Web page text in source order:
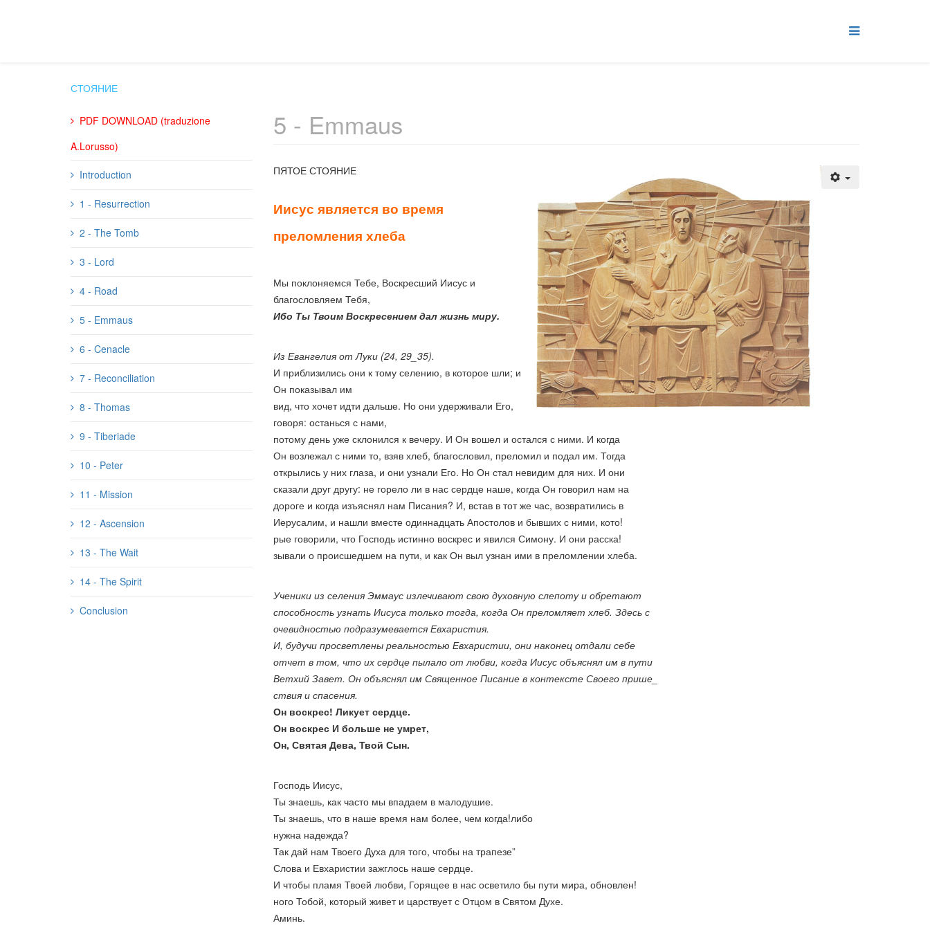
СТОЯНИЕ
PDF DOWNLOAD (traduzione
A.Lorusso)
Introduction
1 - Resurrection
2 - The Tomb
3 - Lord
4 - Road
5 - Emmaus
6 - Cenacle
7 - Reconciliation
8 - Thomas
9 - Tiberiade
10 - Peter
11 - Mission
12 - Ascension
13 - The Wait
14 - The Spirit
Conclusion
5 - Emmaus
ПЯТОЕ СТОЯНИЕ
Иисус является во время
преломления хлеба
Мы поклоняемся Тебе, Воскресший Иисус и
благословляем Тебя,
Ибо Ты Твоим Воскресением дал жизнь миру.
Из Евангелия от Луки (24, 29_35).
И приблизились они к тому селению, в которое шли; и
Он показывал им
вид, что хочет идти дальше. Но они удерживали Его,
говоря: останься с нами,
потому день уже склонился к вечеру. И Он вошел и остался с ними. И когда
Он возлежал с ними то, взяв хлеб, благословил, преломил и подал им. Тогда
открылись у них глаза, и они узнали Его. Но Он стал невидим для них. И они
сказали друг другу: не горело ли в нас сердце наше, когда Он говорил нам на
дороге и когда изъяснял нам Писания? И, встав в тот же час, возвратились в
Иерусалим, и нашли вместе одиннадцать Апостолов и бывших с ними, кото!
рые говорили, что Господь истинно воскрес и явился Симону. И они расска!
зывали о происшедшем на пути, и как Он выл узнан ими в преломлении хлеба.
Ученики из селения Эммаус излечивают свою духовную слепоту и обретают
способность узнать Иисуса только тогда, когда Он преломляет хлеб. Здесь с
очевидностью подразумевается Евхаристия.
И, будучи просветлены реальностью Евхаристии, они наконец отдали себе
отчет в том, что их сердце пылало от любви, когда Иисус объяснял им в пути
Ветхий Завет. Он объяснял им Священное Писание в контексте Своего прише_
ствия и спасения.
Он воскрес! Ликует сердце.
Он воскрес И больше не умрет,
Он, Святая Дева, Твой Сын.
Господь Иисус,
Ты знаешь, как часто мы впадаем в малодушие.
Ты знаешь, что в наше время нам более, чем когда!либо
нужна надежда?
Так дай нам Твоего Духа для того, чтобы на трапезе”
Слова и Евхаристии зажглось наше сердце.
И чтобы пламя Твоей любви, Горящее в нас осветило бы пути мира, обновлен!
ного Тобой, который живет и царствует с Отцом в Святом Духе.
Аминь.